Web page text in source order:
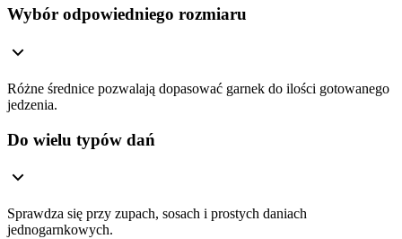
Wybór odpowiedniego rozmiaru
Różne średnice pozwalają dopasować garnek do ilości gotowanego
jedzenia.
Do wielu typów dań
Sprawdza się przy zupach, sosach i prostych daniach
jednogarnkowych.